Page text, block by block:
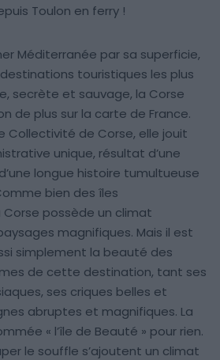
Toulon en ferry !
Méditerranée par sa superficie,
touristiques les plus
secrète et sauvage, la Corse
de plus sur la carte de France.
Collectivité de Corse, elle jouit
unique, résultat d’une
longue histoire tumultueuse
bien des îles
possède un climat
magnifiques. Mais il est
simplement la beauté des
de cette destination, tant ses
ses criques belles et
abruptes et magnifiques. La
« l’île de Beauté » pour rien.
le souffle s’ajoutent un climat